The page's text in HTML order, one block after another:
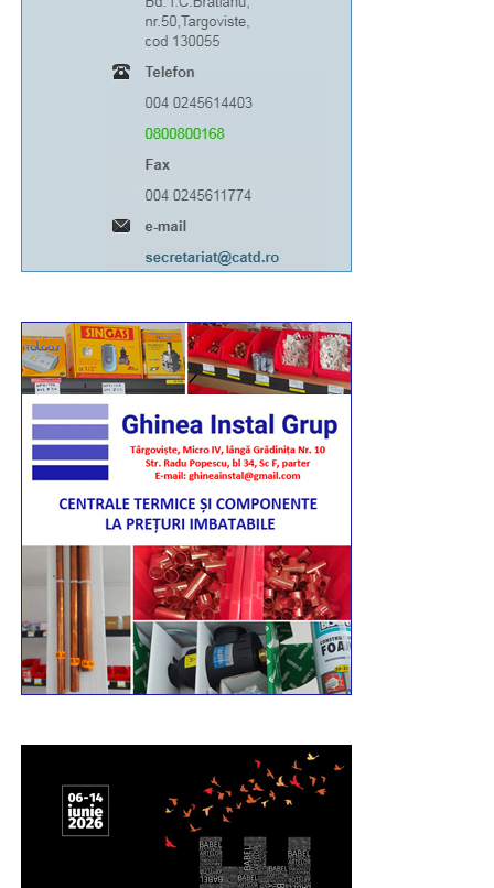
Revoluției, în ziua de 10 august, între orele 15:00-
21:00. Totodată, marți, 11 august, între orele 06:00-
13:00, Bulevardul Libertății va fi închis total circulației
afectați să manifeste înțelegere, răbdare și
bunăvoință”, a transmis pr. conf. univ. dr. Ionuț
Ghibanu – vicar eparhial al Arhiepiscopiei Târgoviștei.
Urmărește Incomod Media și pe Google News